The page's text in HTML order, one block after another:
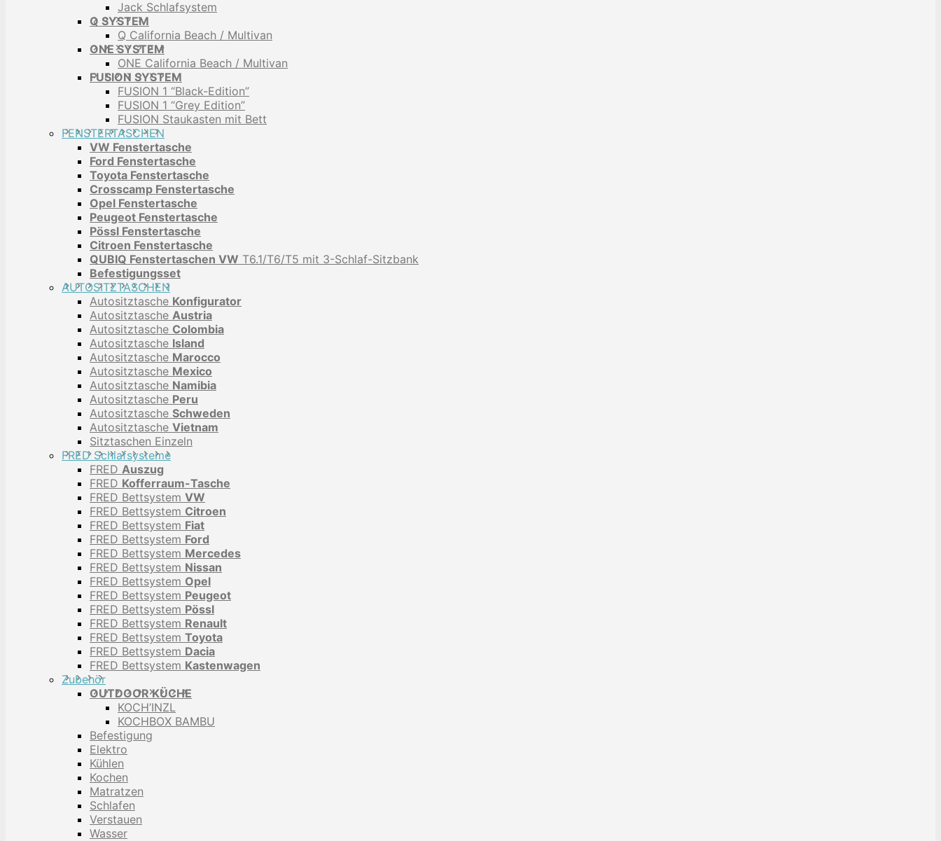
Jack Schlafsystem
Q SYSTEM
Q California Beach / Multivan
ONE SYSTEM
ONE California Beach / Multivan
FUSION SYSTEM
FUSION 1 “Black-Edition”
FUSION 1 “Grey Edition”
FUSION Staukasten mit Bett
FENSTERTASCHEN
VW Fenstertasche
Ford Fenstertasche
Toyota Fenstertasche
Crosscamp Fenstertasche
Opel Fenstertasche
Peugeot Fenstertasche
Pössl Fenstertasche
Citroen Fenstertasche
QUBIQ Fenstertaschen VW T6.1/T6/T5 mit 3-Schlaf-Sitzbank
Befestigungsset
AUTOSITZTASCHEN
Autositztasche Konfigurator
Autositztasche Austria
Autositztasche Colombia
Autositztasche Island
Autositztasche Marocco
Autositztasche Mexico
Autositztasche Namibia
Autositztasche Peru
Autositztasche Schweden
Autositztasche Vietnam
Sitztaschen Einzeln
FRED Schlafsysteme
FRED Auszug
FRED Kofferraum-Tasche
FRED Bettsystem VW
FRED Bettsystem Citroen
FRED Bettsystem Fiat
FRED Bettsystem Ford
FRED Bettsystem Mercedes
FRED Bettsystem Nissan
FRED Bettsystem Opel
FRED Bettsystem Peugeot
FRED Bettsystem Pössl
FRED Bettsystem Renault
FRED Bettsystem Toyota
FRED Bettsystem Dacia
FRED Bettsystem Kastenwagen
Zubehör
OUTDOOR KÜCHE
KOCH’INZL
KOCHBOX BAMBU
Befestigung
Elektro
Kühlen
Kochen
Matratzen
Schlafen
Verstauen
Wasser